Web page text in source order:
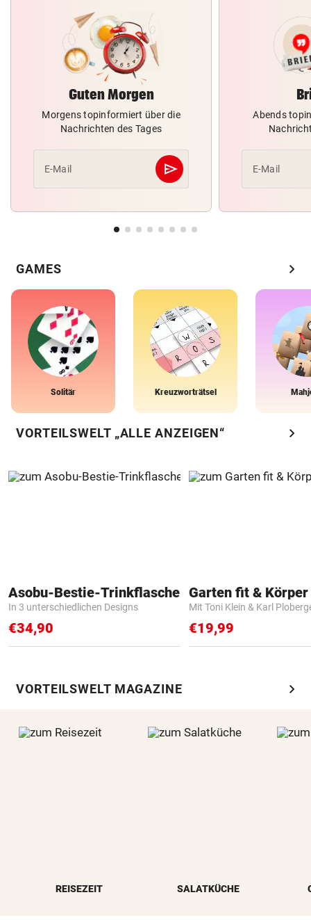
Guten Morgen
Morgens topinformiert über die
Nachrichten des Tages
E-Mail send
Abschicken
Abends
E-Mail
GAMES chevron_right
Solitär Kreuzworträtsel
VORTEILSWELT „ALLE ANZEIGEN“ chevron_right
Asobu-Bestie-Trinkflasche
In 3 unterschiedlichen Designs
€34,90
Garten fit &
Mit Toni Klein & Karl
€19,99
VORTEILSWELT MAGAZINE chevron_right
REISEZEIT SALATKÜCHE